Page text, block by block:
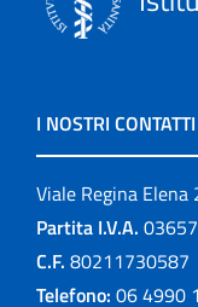
I NOSTRI CONTATTI
Viale Regina
Partita I.V.A.
C.F. 80211730587
Telefono: 06 4990 1